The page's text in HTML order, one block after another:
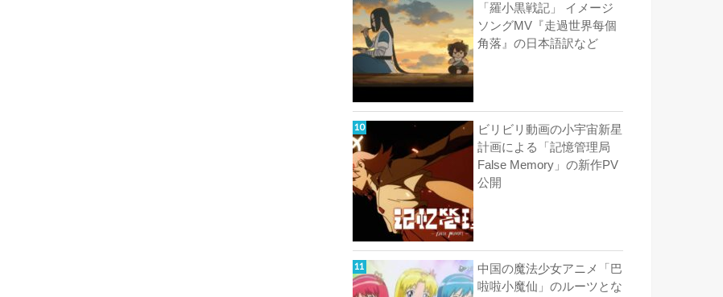
「羅小黒戦記」 イメージ
ソングMV『走過世界每個
角落』の日本語訳など
ビリビリ動画の小宇宙新星
計画による「記憶管理局
False Memory」の新作PV
公開
中国の魔法少女アニメ「巴
啦啦小魔仙」のルーツとな